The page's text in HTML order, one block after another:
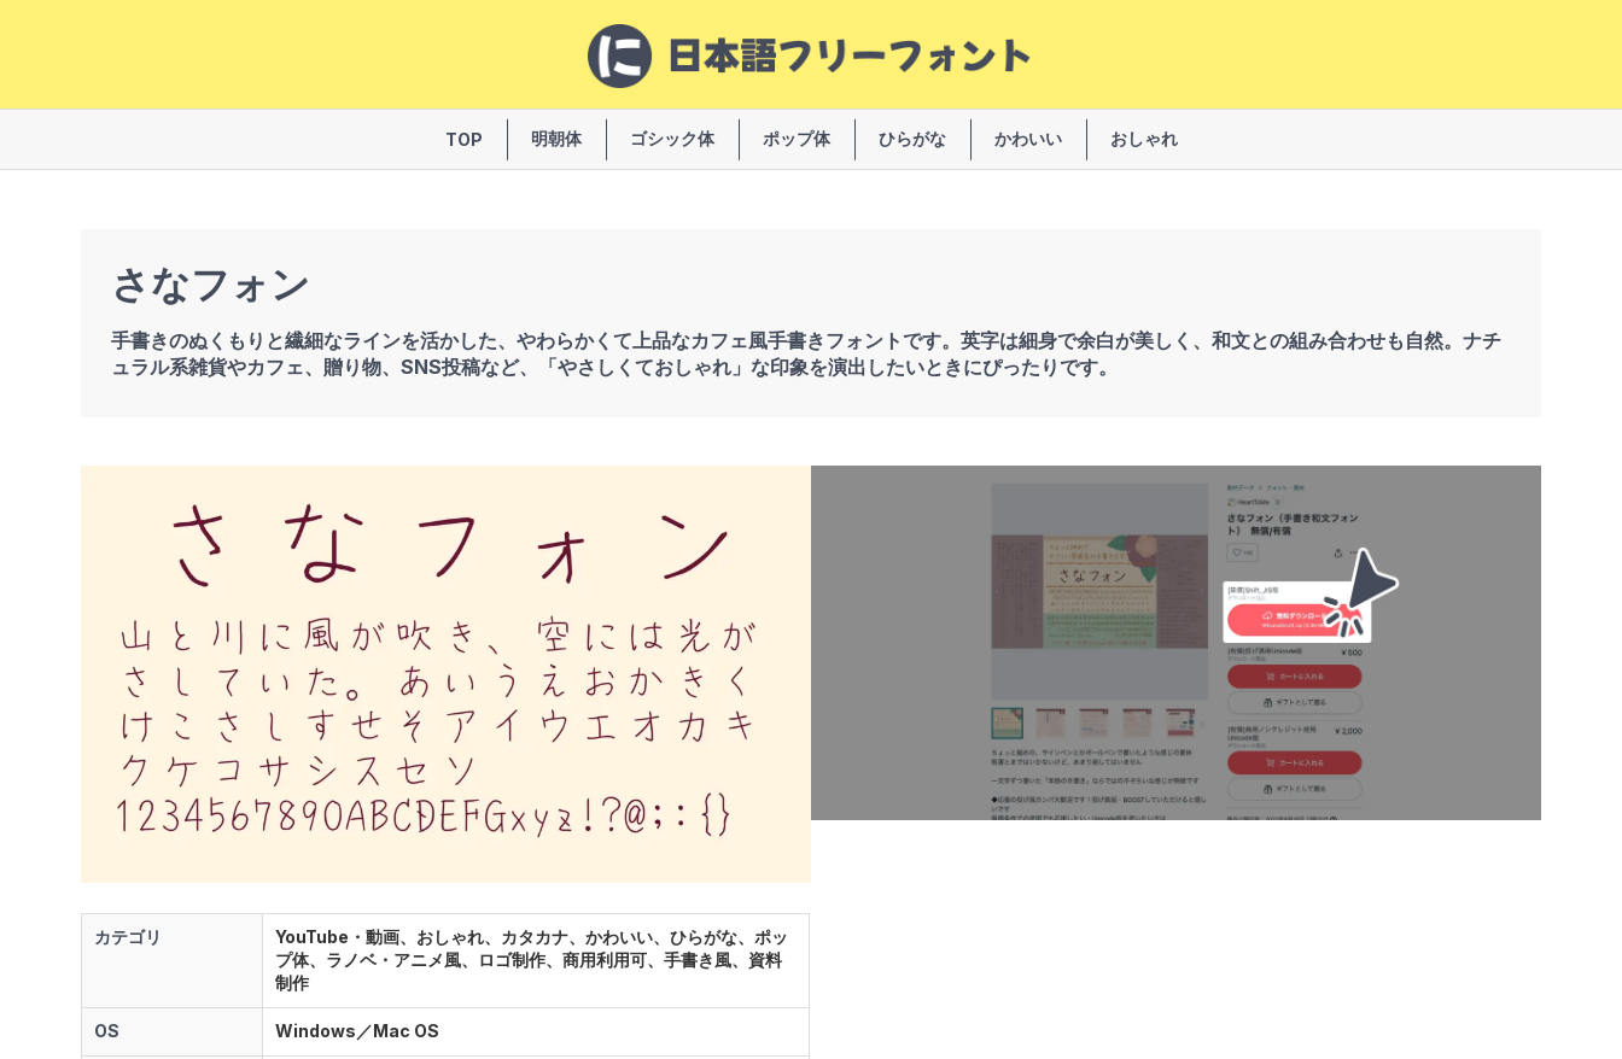
TOP 明朝体 ゴシック体 ポップ体 ひらがな かわいい おしゃれ
さなフォン
手書きのぬくもりと繊細なラインを活かした、やわらかくて上品なカフェ風手書きフォントです。英字は細身で余白が美しく、和文との組み合わせも自然。ナチ
ュラル系雑貨やカフェ、贈り物、SNS投稿など、「やさしくておしゃれ」な印象を演出したいときにぴったりです。
カテゴリ
YouTube・動画、おしゃれ、カタカナ、かわいい、ひらがな、ポッ
プ体、ラノベ・アニメ風、ロゴ制作、商用利用可、手書き風、資料
制作
OS Windows／Mac OS